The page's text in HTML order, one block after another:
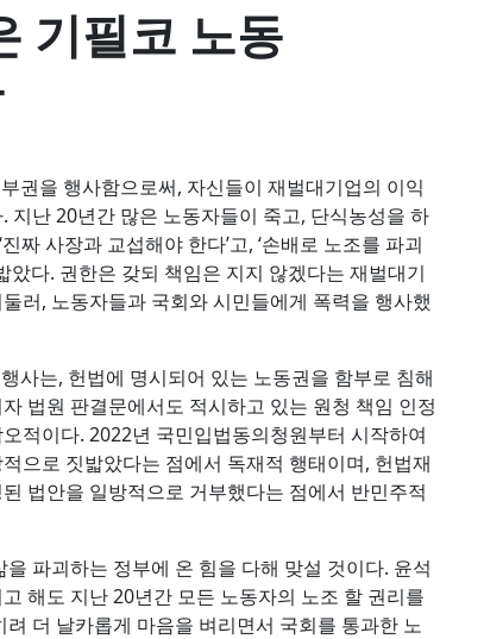
기필코 노동
권을 행사함으로써, 자신들이 재벌대기업의 이익
난 20년간 많은 노동자들이 죽고, 단식농성을 하
짜 사장과 교섭해야 한다’고, ‘손배로 노조를 파괴
다. 권한은 갖되 책임은 지지 않겠다는 재벌대기
러, 노동자들과 국회와 시민들에게 폭력을 행사했
사는, 헌법에 명시되어 있는 노동권을 함부로 침해
법원 판결문에서도 적시하고 있는 원청 책임 인정
적이다. 2022년 국민입법동의청원부터 시작하여
으로 짓밟았다는 점에서 독재적 행태이며, 헌법재
법안을 일방적으로 거부했다는 점에서 반민주적
파괴하는 정부에 온 힘을 다해 맞설 것이다. 윤석
해도 지난 20년간 모든 노동자의 노조 할 권리를
더 날카롭게 마음을 벼리면서 국회를 통과한 노